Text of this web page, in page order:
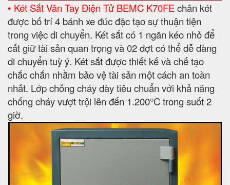
• Két Sắt Vân Tay Điện Tử BEMC K70FEchân két
được bố trí 4 bánh xe đúc đặc tạo sự thuận tiện
trong việc di chuyển. Két sắt có 1 ngăn kéo nhỏ để
cất giữ tài sản quan trọng và 02 đợt có thể dễ dàng
di chuyển tuỳ ý. Két sắt được thiết kế và chế tạo
chắc chắn nhằm bảo vệ tài sản một cách an toàn
nhất. Lớp chống cháy dày tiêu chuẩn với khả năng
chống cháy vượt trội lên đến 1.200°C trong suốt 2
giờ.